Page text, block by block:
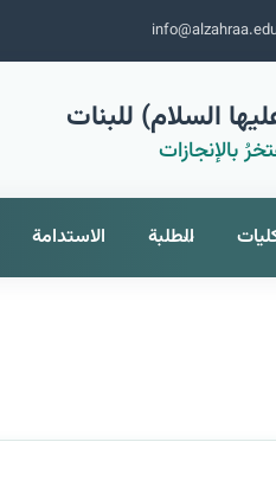
السلام) للبنات
بالإنجازات
الطلبة الاستدامة